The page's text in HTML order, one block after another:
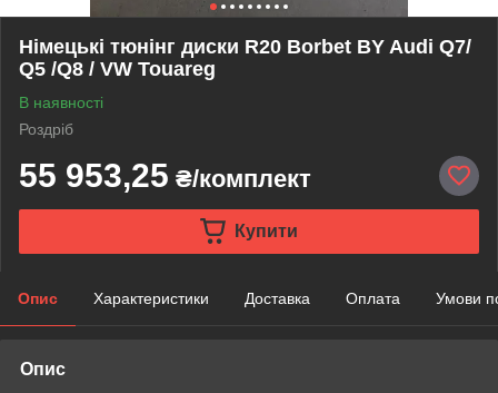
Німецькі тюнінг диски R20 Borbet BY Audi Q7/
Q5 /Q8 / VW Touareg
В наявності
Роздріб
55 953,25 ₴/комплект
Купити
Опис Характеристики Доставка Оплата Умови
Опис